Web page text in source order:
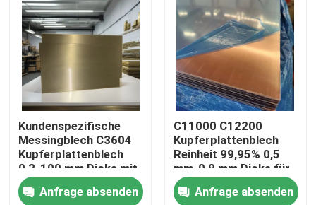
Produkte
Videos
Über uns
Fabrik-Ausflug
Qualitätskontrolle
Kundenspezifische
Messingblech C3604
Kupferplattenblech
0,3-100 mm Dicke mit
Schneiden, Schweißen
Anfrage absenden
C11000 C12200
Kupferplattenblech
Reinheit 99,95% 0,5
mm-0,8 mm Dicke für
dekorative
Anwendungen
Anfrage absenden